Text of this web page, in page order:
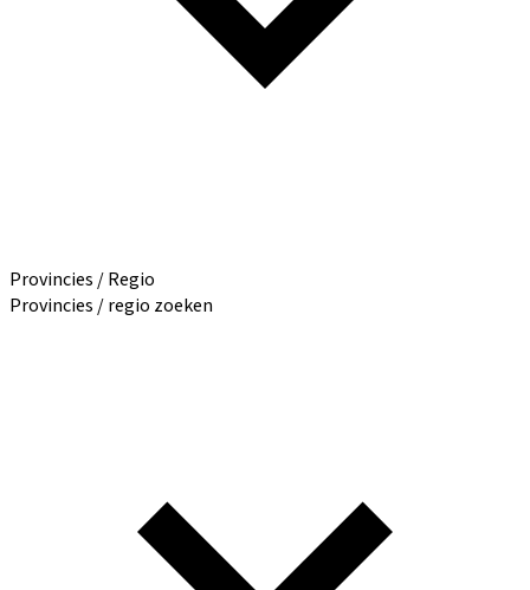
Provincies / Regio
Provincies / regio zoeken